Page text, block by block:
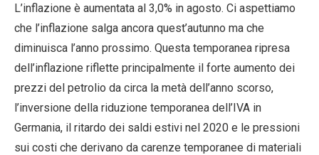
L’inflazione è aumentata al 3,0% in agosto. Ci aspettiamo
che l’inflazione salga ancora quest’autunno ma che
diminuisca l’anno prossimo. Questa temporanea ripresa
dell’inflazione riflette principalmente il forte aumento dei
prezzi del petrolio da circa la metà dell’anno scorso,
l’inversione della riduzione temporanea dell’IVA in
Germania, il ritardo dei saldi estivi nel 2020 e le pressioni
sui costi che derivano da carenze temporanee di materiali